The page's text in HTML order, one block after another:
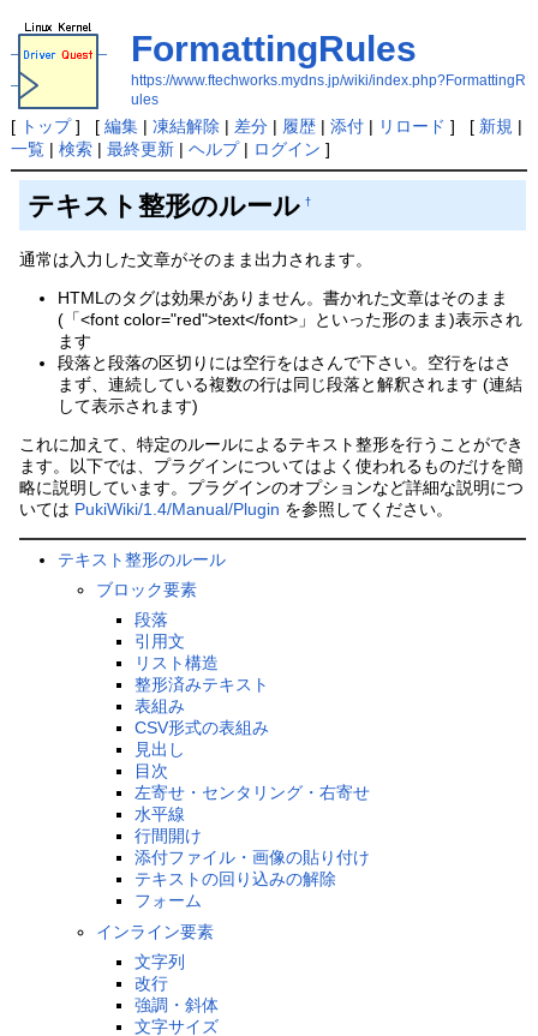
FormattingRules
https://www.ftechworks.mydns.jp/wiki/index.php?FormattingR
ules
[ トップ] [ 編集| 凍結解除 | 差分| 履歴| 添付| リロード ] [ 新規 |
一覧| 検索| 最終更新| ヘルプ| ログイン ]
テキスト整形のルール †
通常は入力した文章がそのまま出力されます。
HTMLのタグは効果がありません。書かれた文章はそのまま
(「<font color="red">text</font>」といった形のまま)表示され
ます
段落と段落の区切りには空行をはさんで下さい。空行をはさ
まず、連続している複数の行は同じ段落と解釈されます (連結
して表示されます)
これに加えて、特定のルールによるテキスト整形を行うことができ
ます。以下では、プラグインについてはよく使われるものだけを簡
略に説明しています。プラグインのオプションなど詳細な説明につ
いては PukiWiki/1.4/Manual/Plugin を参照してください。
テキスト整形のルール
ブロック要素
段落
引用文
リスト構造
整形済みテキスト
表組み
CSV形式の表組み
見出し
目次
左寄せ・センタリング・右寄せ
水平線
行間開け
添付ファイル・画像の貼り付け
テキストの回り込みの解除
フォーム
インライン要素
文字列
改行
強調・斜体
文字サイズ